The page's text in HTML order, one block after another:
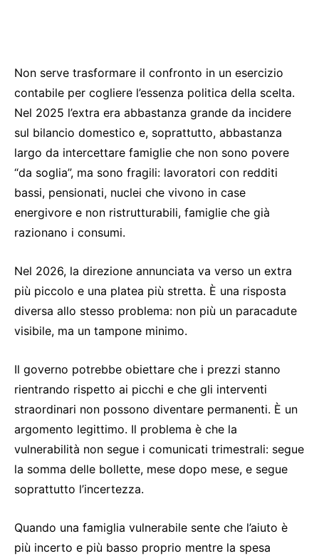
Non serve trasformare il confronto in un esercizio
contabile per cogliere l’essenza politica della scelta.
Nel 2025 l’extra era abbastanza grande da incidere
sul bilancio domestico e, soprattutto, abbastanza
largo da intercettare famiglie che non sono povere
“da soglia”, ma sono fragili: lavoratori con redditi
bassi, pensionati, nuclei che vivono in case
energivore e non ristrutturabili, famiglie che già
razionano i consumi.
Nel 2026, la direzione annunciata va verso un extra
più piccolo e una platea più stretta. È una risposta
diversa allo stesso problema: non più un paracadute
visibile, ma un tampone minimo.
Il governo potrebbe obiettare che i prezzi stanno
rientrando rispetto ai picchi e che gli interventi
straordinari non possono diventare permanenti. È un
argomento legittimo. Il problema è che la
vulnerabilità non segue i comunicati trimestrali: segue
la somma delle bollette, mese dopo mese, e segue
soprattutto l’incertezza.
Quando una famiglia vulnerabile sente che l’aiuto è
più incerto e più basso proprio mentre la spesa